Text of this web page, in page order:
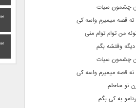
چشمون سیات
قصه میمیرم واسه کی
من توام توام منی
دیگه وقتشه بگم
چشمون سیات
قصه میمیرم واسه کی
تو ساحلم
به کی بگم